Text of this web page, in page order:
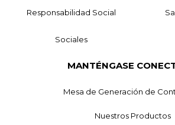
Responsabilidad Social
Sociales
MANTÉNGASE
Mesa de Generación de
Nuestros Productos